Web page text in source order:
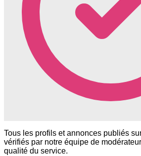
Tous les profils et annonces publiés
vérifiés par notre équipe de
qualité du service.